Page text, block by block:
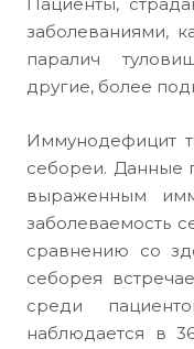
заболеваниями,
паралич
другие, более
Иммунодефицит
себореи. Данные
выраженным
заболеваемость
сравнению со
себорея
среди
наблюдается в